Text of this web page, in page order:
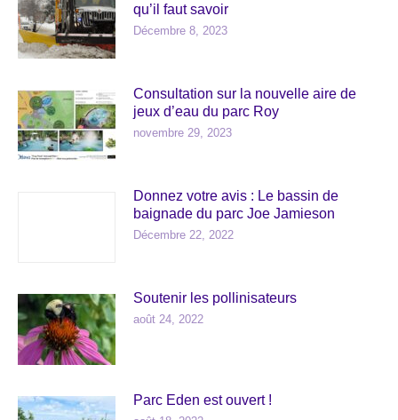
qu’il faut savoir
Décembre 8, 2023
Consultation sur la nouvelle aire de
jeux d’eau du parc Roy
novembre 29, 2023
Donnez votre avis : Le bassin de
baignade du parc Joe Jamieson
Décembre 22, 2022
Soutenir les pollinisateurs
août 24, 2022
Parc Eden est ouvert !